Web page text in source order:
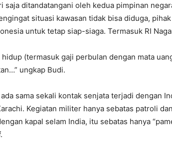
saja ditandatangani oleh kedua pimpinan
situasi kawasan tidak bisa diduga,
untuk tetap siap-siaga. Termasuk RI
(termasuk gaji perbulan dengan mata
ungkap Budi.
sama sekali kontak senjata terjadi dengan
Kegiatan militer hanya sebatas patroli
kapal selam India, itu sebatas hanya